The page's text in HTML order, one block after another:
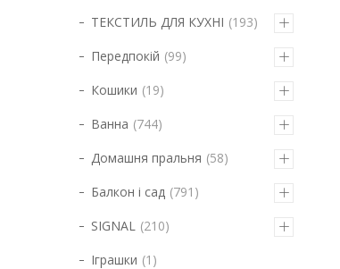
ТЕКСТИЛЬ ДЛЯ КУХНІ 193
Передпокій 99
Кошики 19
Ванна 744
Домашня пральня 58
Балкон і сад 791
SIGNAL 210
Іграшки 1